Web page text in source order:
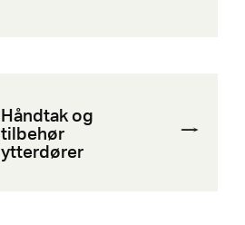
Håndtak og
tilbehør
ytterdører